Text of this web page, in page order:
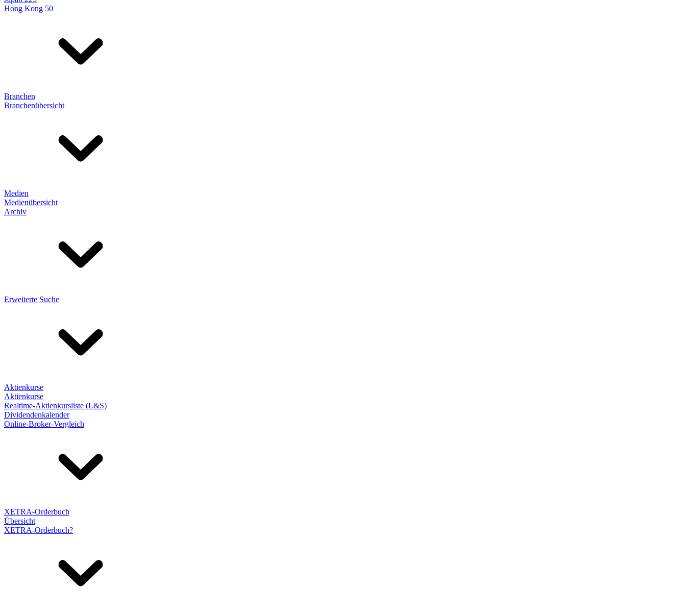
Hong Kong 50
Branchen
Branchenübersicht
Medien
Medienübersicht
Archiv
Erweiterte Suche
Aktienkurse
Aktienkurse
Realtime-Aktienkursliste (L&S)
Dividendenkalender
Online-Broker-Vergleich
XETRA-Orderbuch
Übersicht
XETRA-Orderbuch?